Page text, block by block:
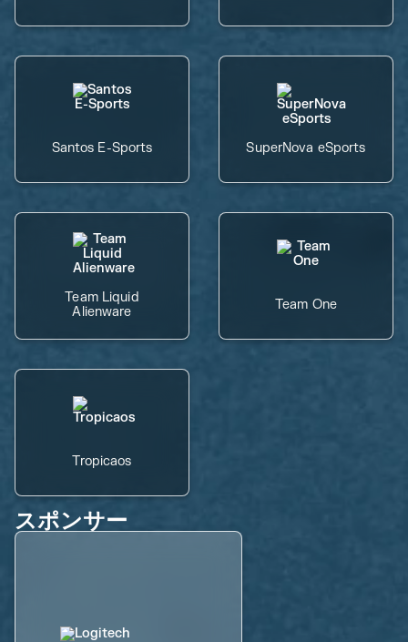
Santos E-Sports SuperNova eSports
Team Liquid
Alienware
Team One
Tropicaos
スポンサー